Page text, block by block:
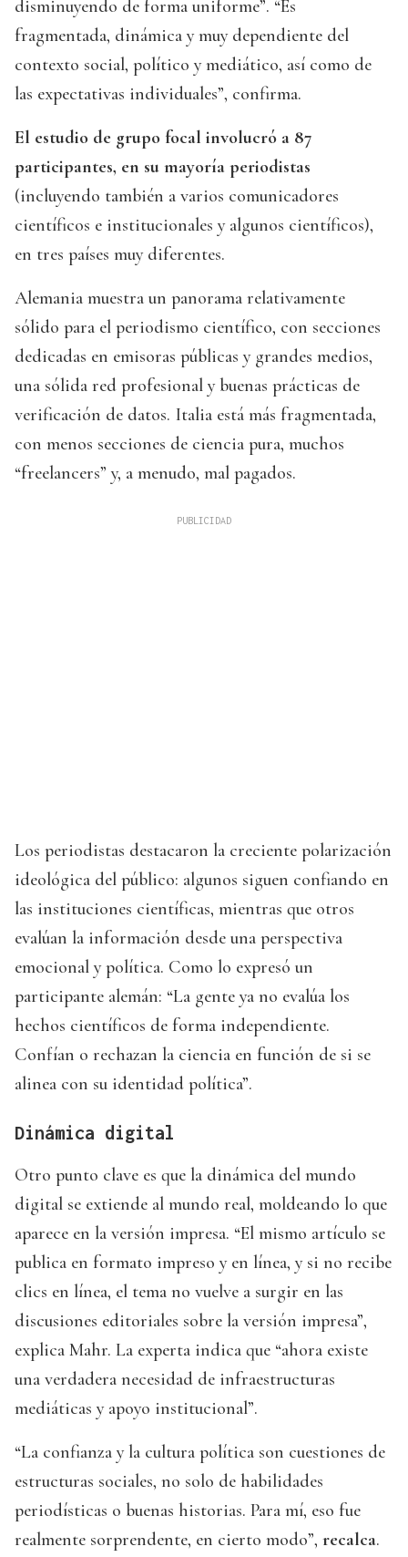
disminuyendo de forma uniforme”. “Es
fragmentada, dinámica y muy dependiente del
contexto social, político y mediático, así como de
las expectativas individuales”, confirma.
El estudio de grupo focal involucró a 87
participantes, en su mayoría periodistas
(incluyendo también a varios comunicadores
científicos e institucionales y algunos científicos),
en tres países muy diferentes.
Alemania muestra un panorama relativamente
sólido para el periodismo científico, con secciones
dedicadas en emisoras públicas y grandes medios,
una sólida red profesional y buenas prácticas de
verificación de datos. Italia está más fragmentada,
con menos secciones de ciencia pura, muchos
“freelancers” y, a menudo, mal pagados.
Los periodistas destacaron la creciente polarización
ideológica del público: algunos siguen confiando en
las instituciones científicas, mientras que otros
evalúan la información desde una perspectiva
emocional y política. Como lo expresó un
participante alemán: “La gente ya no evalúa los
hechos científicos de forma independiente.
Confían o rechazan la ciencia en función de si se
alinea con su identidad política”.
Dinámica digital
Otro punto clave es que la dinámica del mundo
digital se extiende al mundo real, moldeando lo que
aparece en la versión impresa. “El mismo artículo se
publica en formato impreso y en línea, y si no recibe
clics en línea, el tema no vuelve a surgir en las
discusiones editoriales sobre la versión impresa”,
explica Mahr. La experta indica que “ahora existe
una verdadera necesidad de infraestructuras
mediáticas y apoyo institucional”.
“La confianza y la cultura política son cuestiones de
estructuras sociales, no solo de habilidades
periodísticas o buenas historias. Para mí, eso fue
realmente sorprendente, en cierto modo”, recalca.